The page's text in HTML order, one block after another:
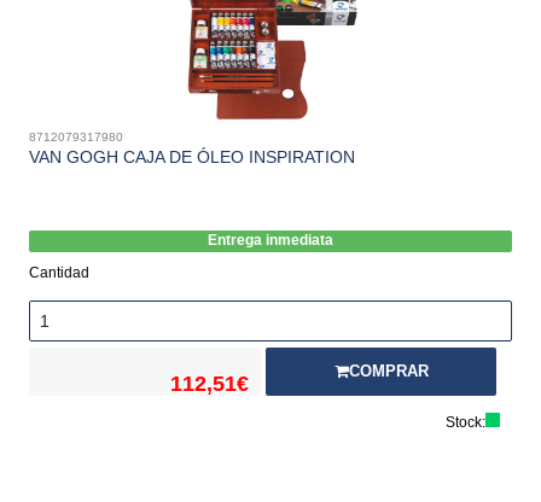
8712079317980
VAN GOGH CAJA DE ÓLEO INSPIRATION
Entrega inmediata
Cantidad
112,51€
COMPRAR
Stock: